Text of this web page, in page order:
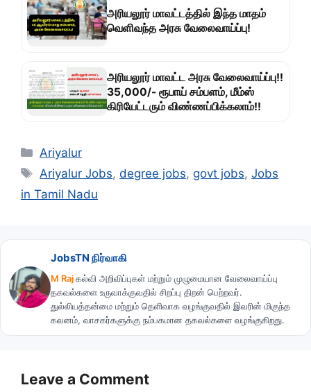
அரியலூர் மாவட்டத்தில் இந்த மாதம்
வெளிவந்த அரசு வேலைவாய்ப்பு!
அரியலூர் மாவட்ட அரசு வேலைவாய்ப்பு!!
35,000/- ரூபாய் சம்பளம், மீம்ஸ்
கிரியேட்டரும் விண்ணப்பிக்கலாம்!!
Categories
Ariyalur
Tags
Ariyalur Jobs,degree jobs,govt jobs,Jobs
in Tamil Nadu
JobsTN நிர்வாகி
M Rajகல்வி அறிவிப்புகள் மற்றும் முழுமையான வேலைவாய்ப்பு
தகவல்களை உருவாக்குவதில் சிறப்பு திறன் பெற்றவர்.
துல்லியத்தன்மை மற்றும் தெளிவாக வழங்குவதில் இவரின் மிகுந்த
கவனம், வாசகர்களுக்கு நம்பகமான தகவல்களை வழங்குகிறது.
Leave a Comment